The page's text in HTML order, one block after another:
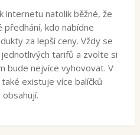
internetu natolik běžné, že
kdo nabídne
za lepší ceny. Vždy se
tarifů a zvolte si
bude nejvíce vyhovovat. V
existuje více balíčků